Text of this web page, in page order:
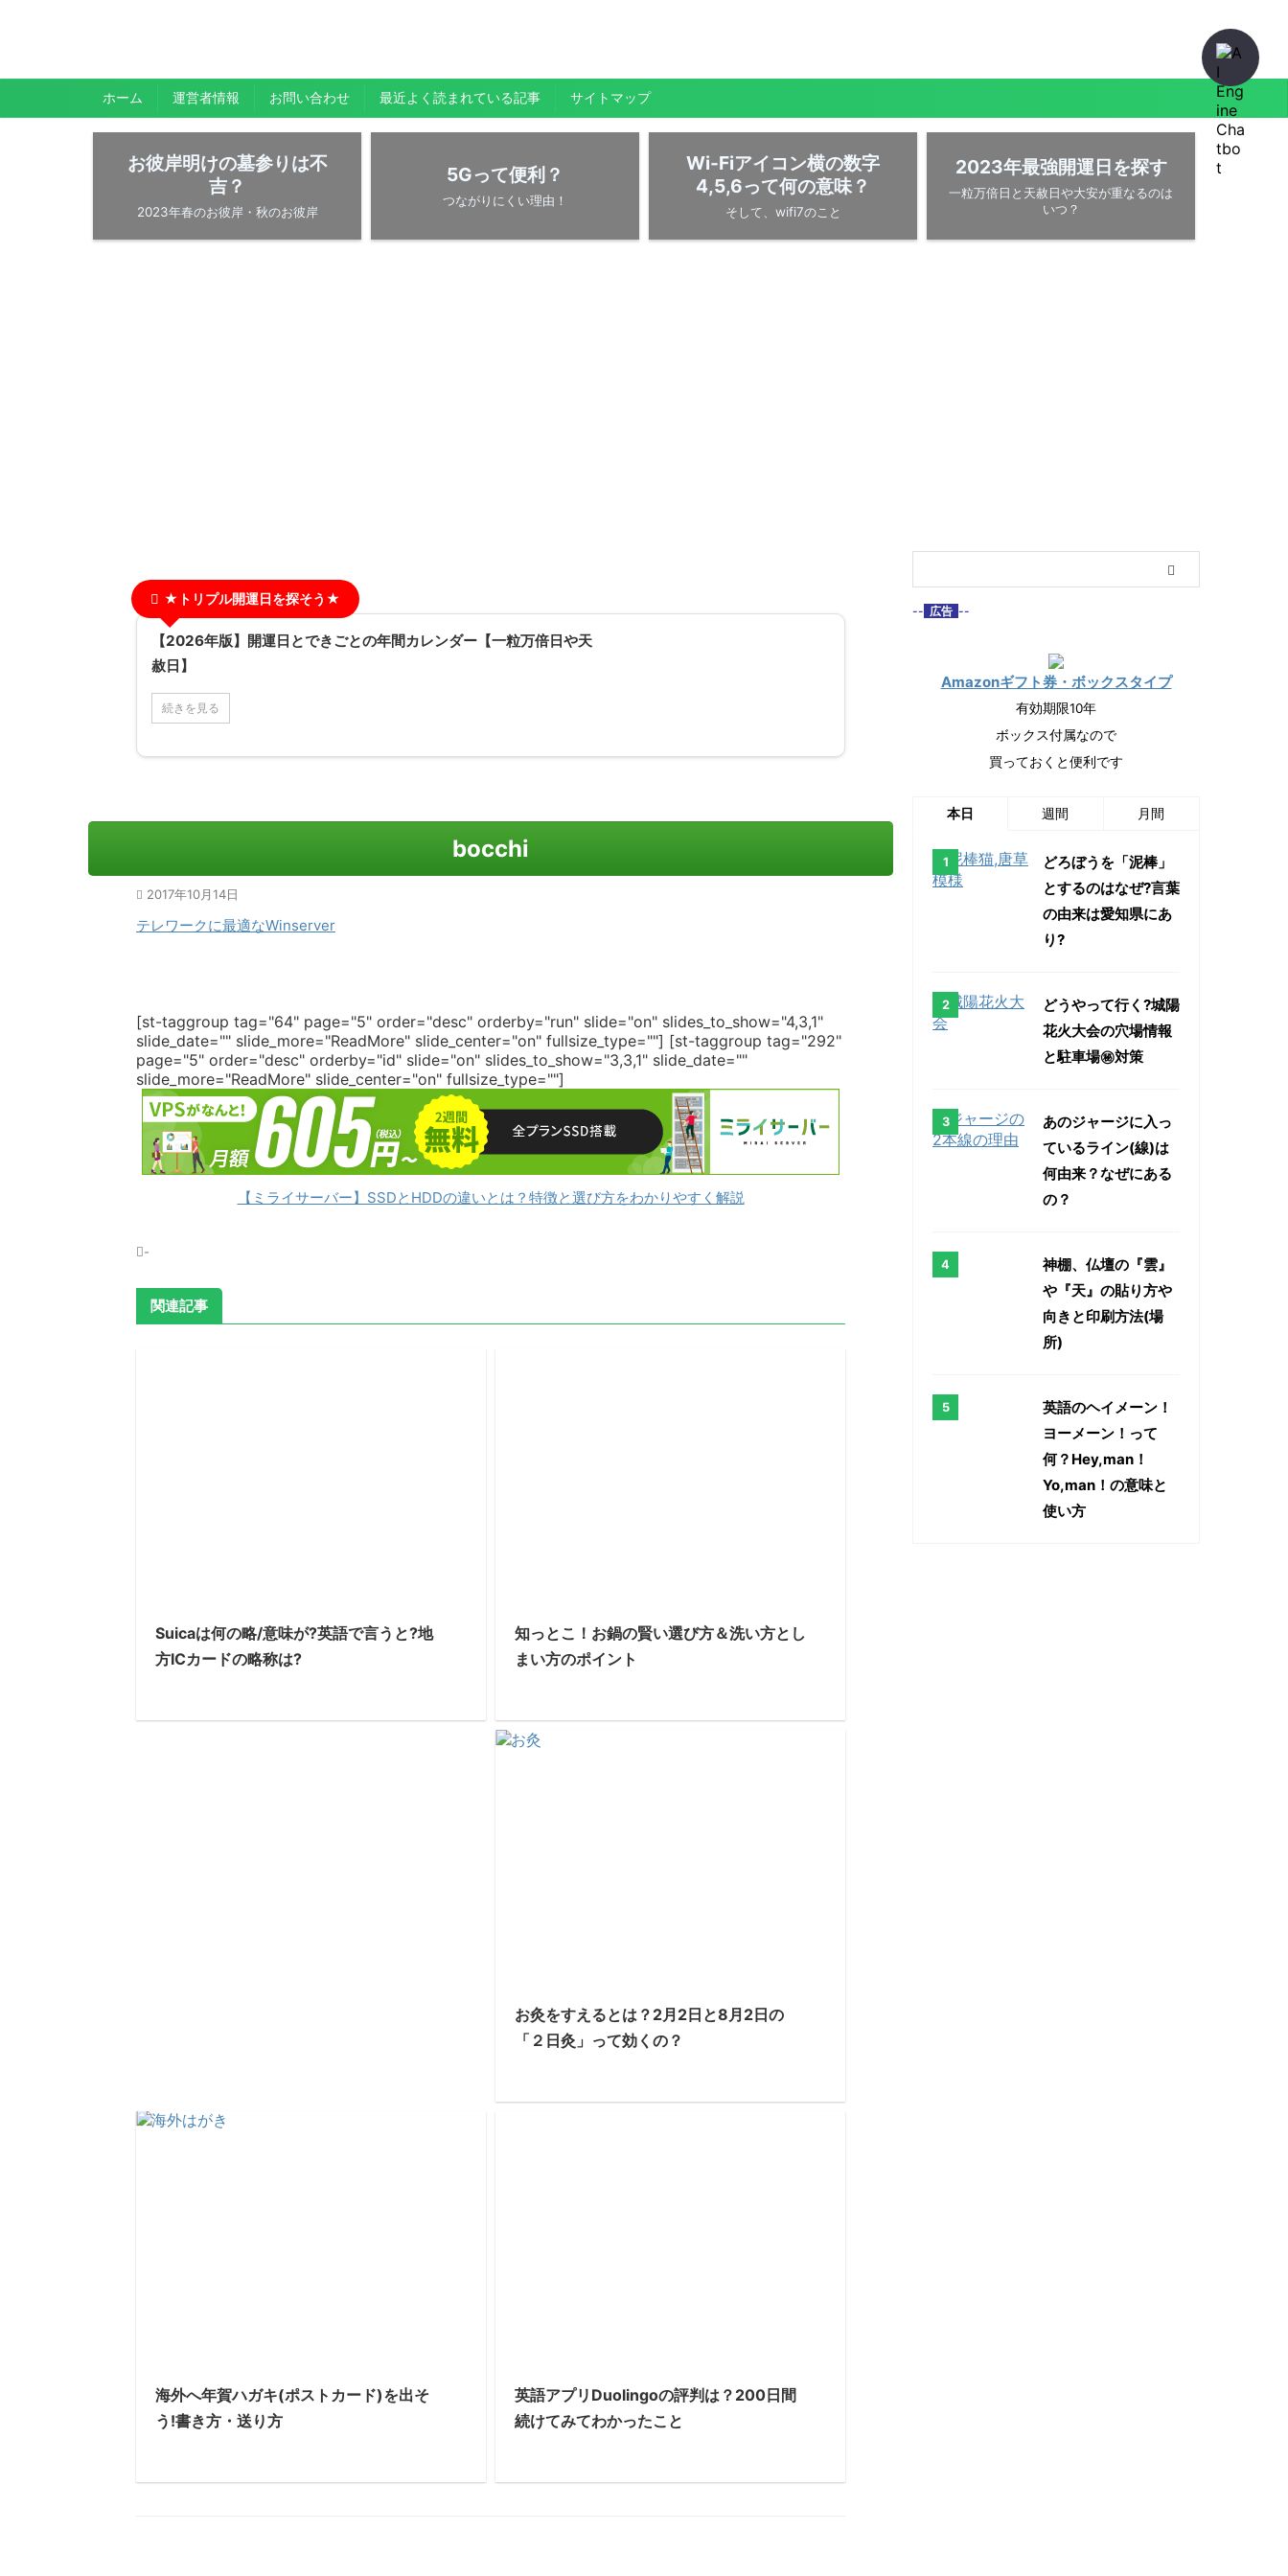
ホーム 運営者情報 お問い合わせ 最近よく読まれている記事 サイトマップ
お彼岸明けの墓参りは不
吉？
2023年春のお彼岸・秋のお彼岸
5Gって便利？
つながりにくい理由！
Wi-Fiアイコン横の数字
4,5,6って何の意味？
そして、wifi7のこと
2023年最強開運日を探す
一粒万倍日と天赦日や大安が重なるのは
いつ？
★トリプル開運日を探そう★
【2026年版】開運日とできごとの年間カレンダー【一粒万倍日や天
赦日】
続きを見る
bocchi
2017年10月14日
テレワークに最適なWinserver
[st-taggroup tag="64" page="5" order="desc" orderby="run" slide="on" slides_to_show="4,3,1"
slide_date="" slide_more="ReadMore" slide_center="on" fullsize_type=""] [st-taggroup tag="292"
page="5" order="desc" orderby="id" slide="on" slides_to_show="3,3,1" slide_date=""
slide_more="ReadMore" slide_center="on" fullsize_type=""]
【ミライサーバー】SSDとHDDの違いとは？特徴と選び方をわかりやすく解説
-
関連記事
Suicaは何の略/意味が?英語で言うと?地
方ICカードの略称は?
知っとこ！お鍋の賢い選び方＆洗い方とし
まい方のポイント
お灸をすえるとは？2月2日と8月2日の
「２日灸」って効くの？
海外へ年賀ハガキ(ポストカード)を出そ
う!書き方・送り方
英語アプリDuolingoの評判は？200日間
続けてみてわかったこと
-- 広告 --
Amazonギフト券・ ボックスタイプ
有効期限10年
ボックス付属なので
買っておくと便利です
本日 週間 月間
どろぼうを「泥棒」
とするのはなぜ?言葉
の由来は愛知県にあ
り?
どうやって行く?城陽
花火大会の穴場情報
と駐車場㊙対策
あのジャージに入っ
ているライン(線)は
何由来？なぜにある
の？
神棚、仏壇の『雲』
や『天』の貼り方や
向きと印刷方法(場
所)
英語のヘイメーン！
ヨーメーン！って
何？Hey,man！
Yo,man！の意味と
使い方